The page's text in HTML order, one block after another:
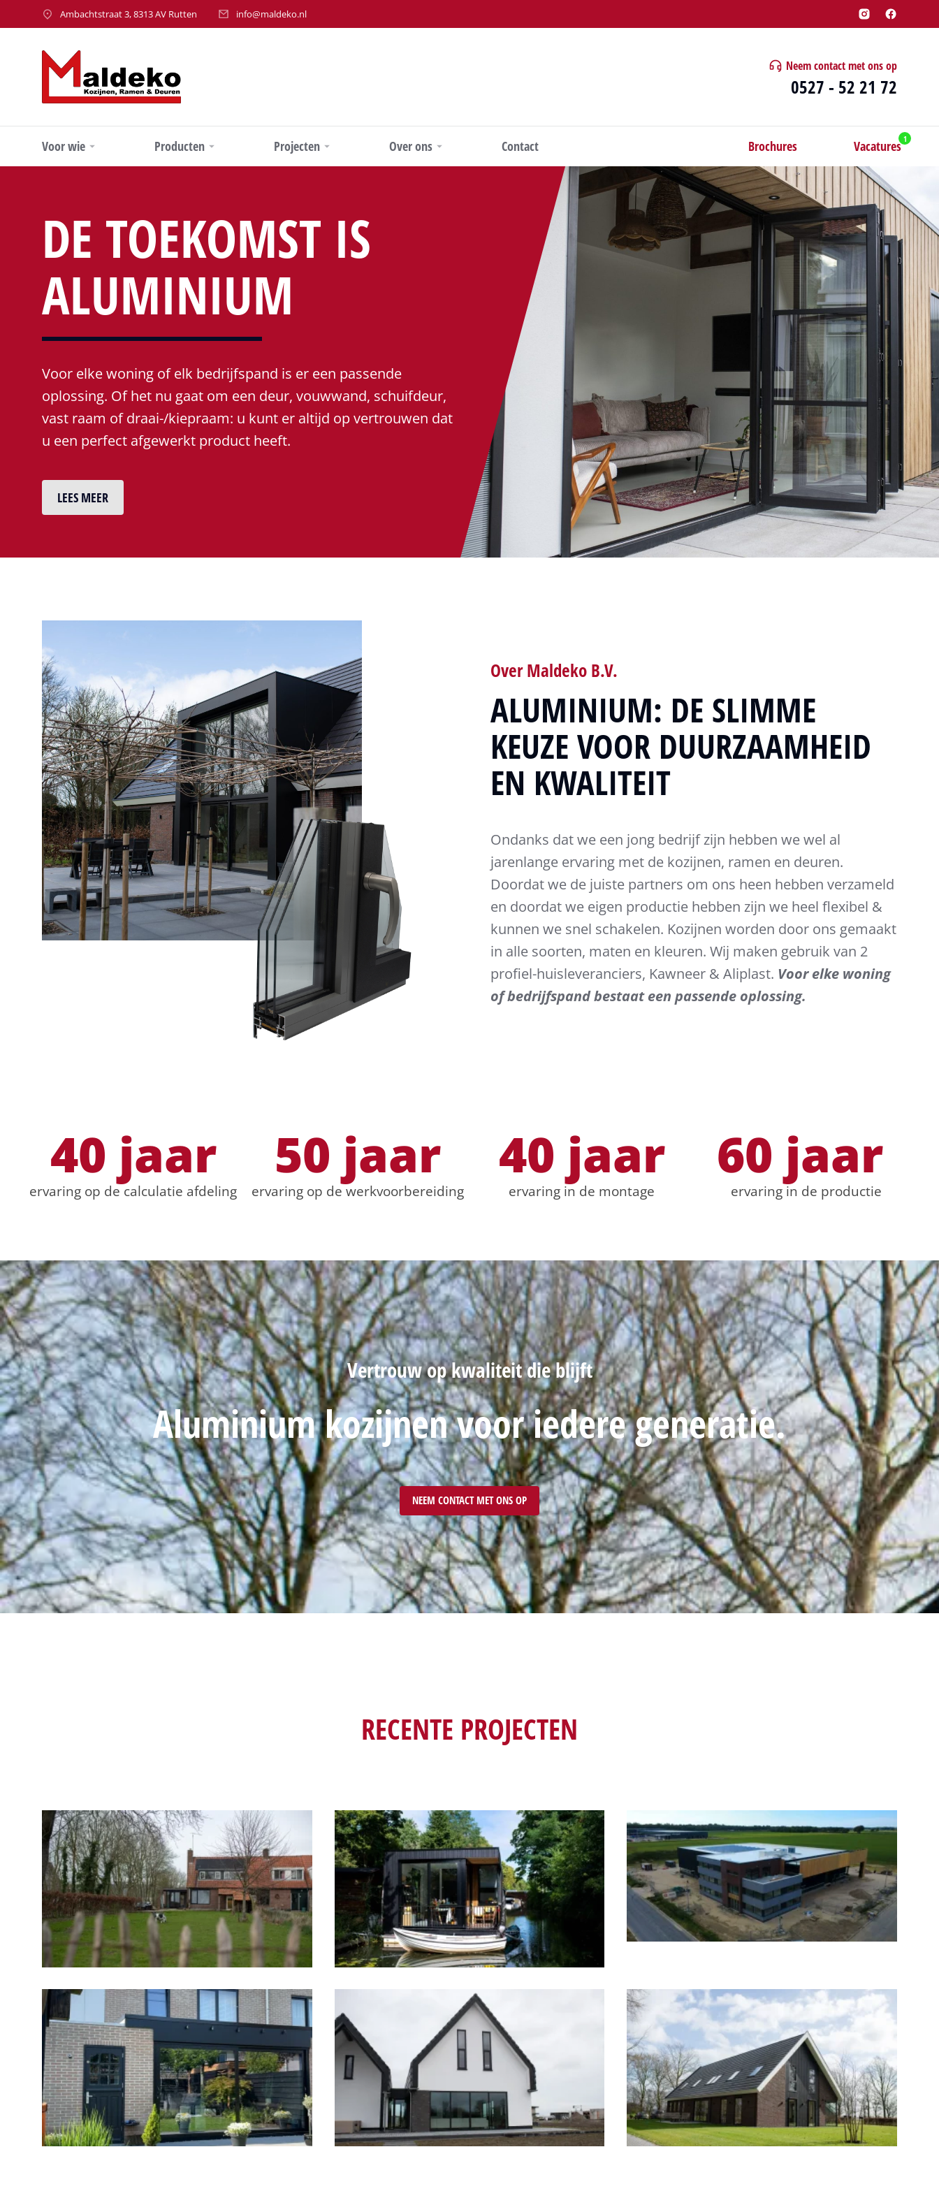
Ambachtstraat 3, 8313 AV Rutten info@maldeko.nl
Neem contact met ons op
0527 - 52 21 72
Voor wie Producten Projecten Over ons Contact Brochures Vacatures
DE TOEKOMST IS
ALUMINIUM
Voor elke woning of elk bedrijfspand is er een passende
oplossing. Of het nu gaat om een deur, vouwwand, schuifdeur,
vast raam of draai-/kiepraam: u kunt er altijd op vertrouwen dat
u een perfect afgewerkt product heeft.
LEES MEER
Over Maldeko B.V.
ALUMINIUM: DE SLIMME
KEUZE VOOR DUURZAAMHEID
EN KWALITEIT
Ondanks dat we een jong bedrijf zijn hebben we wel al
jarenlange ervaring met de kozijnen, ramen en deuren.
Doordat we de juiste partners om ons heen hebben verzameld
en doordat we eigen productie hebben zijn we heel flexibel &
kunnen we snel schakelen. Kozijnen worden door ons gemaakt
in alle soorten, maten en kleuren. Wij maken gebruik van 2
profiel-huisleveranciers, Kawneer & Aliplast. Voor elke woning
of bedrijfspand bestaat een passende oplossing.
ervaring op de calculatie afdeling
40 jaar
ervaring op de werkvoorbereiding
50 jaar
ervaring in de montage
40 jaar
ervaring in de productie
60 jaar
Vertrouw op kwaliteit die blijft
Aluminium kozijnen voor iedere generatie.
NEEM CONTACT MET ONS OP
RECENTE PROJECTEN